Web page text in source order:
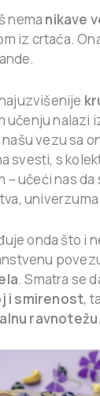
nema nikave
iz crtaća.
učenju nalazi
vezu sa
svesti, s
– učeći nas da
onda što i
. Smatra se
i smirenost,
ravnotežu.